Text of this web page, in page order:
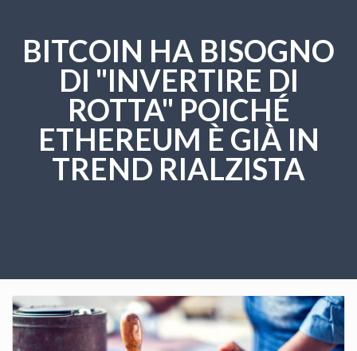
BITCOIN HA BISOGNO
DI "INVERTIRE DI
ROTTA" POICHÉ
ETHEREUM È GIÀ IN
TREND RIALZISTA